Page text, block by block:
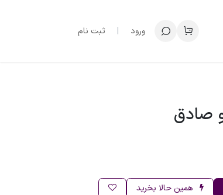
ورود | ثبت نام
همین حالا بخرید